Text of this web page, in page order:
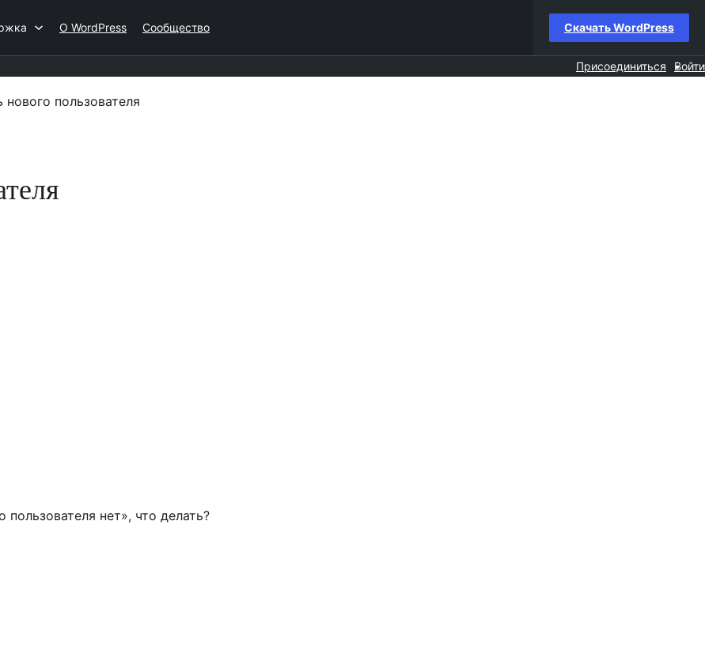
О WordPress Сообщество Скачать WordPress
Присоединиться Войти
нового пользователя
нет», что делать?